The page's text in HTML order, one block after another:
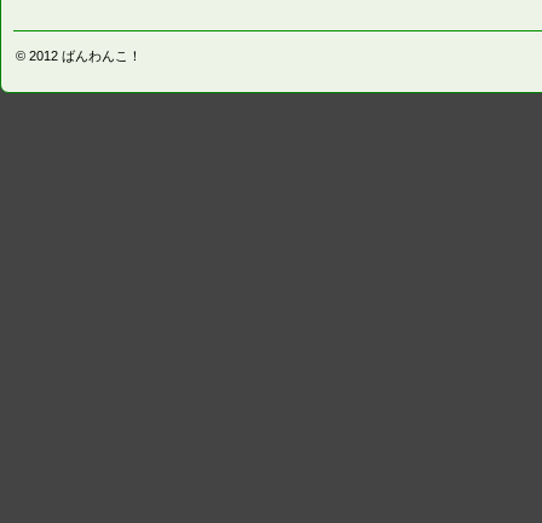
© 2012 ばんわんこ！